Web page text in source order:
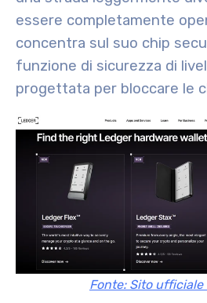
essere completamente
concentra sul suo chip
funzione di sicurezza di
progettata per bloccare le
Fonte: Sito ufficiale